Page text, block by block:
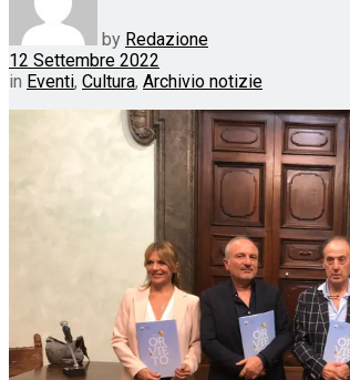
by Redazione
12 Settembre 2022
in Eventi, Cultura, Archivio notizie